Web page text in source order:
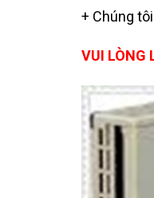
+ Chúng
VUI LÒNG